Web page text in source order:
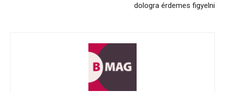
dologra érdemes figyelni